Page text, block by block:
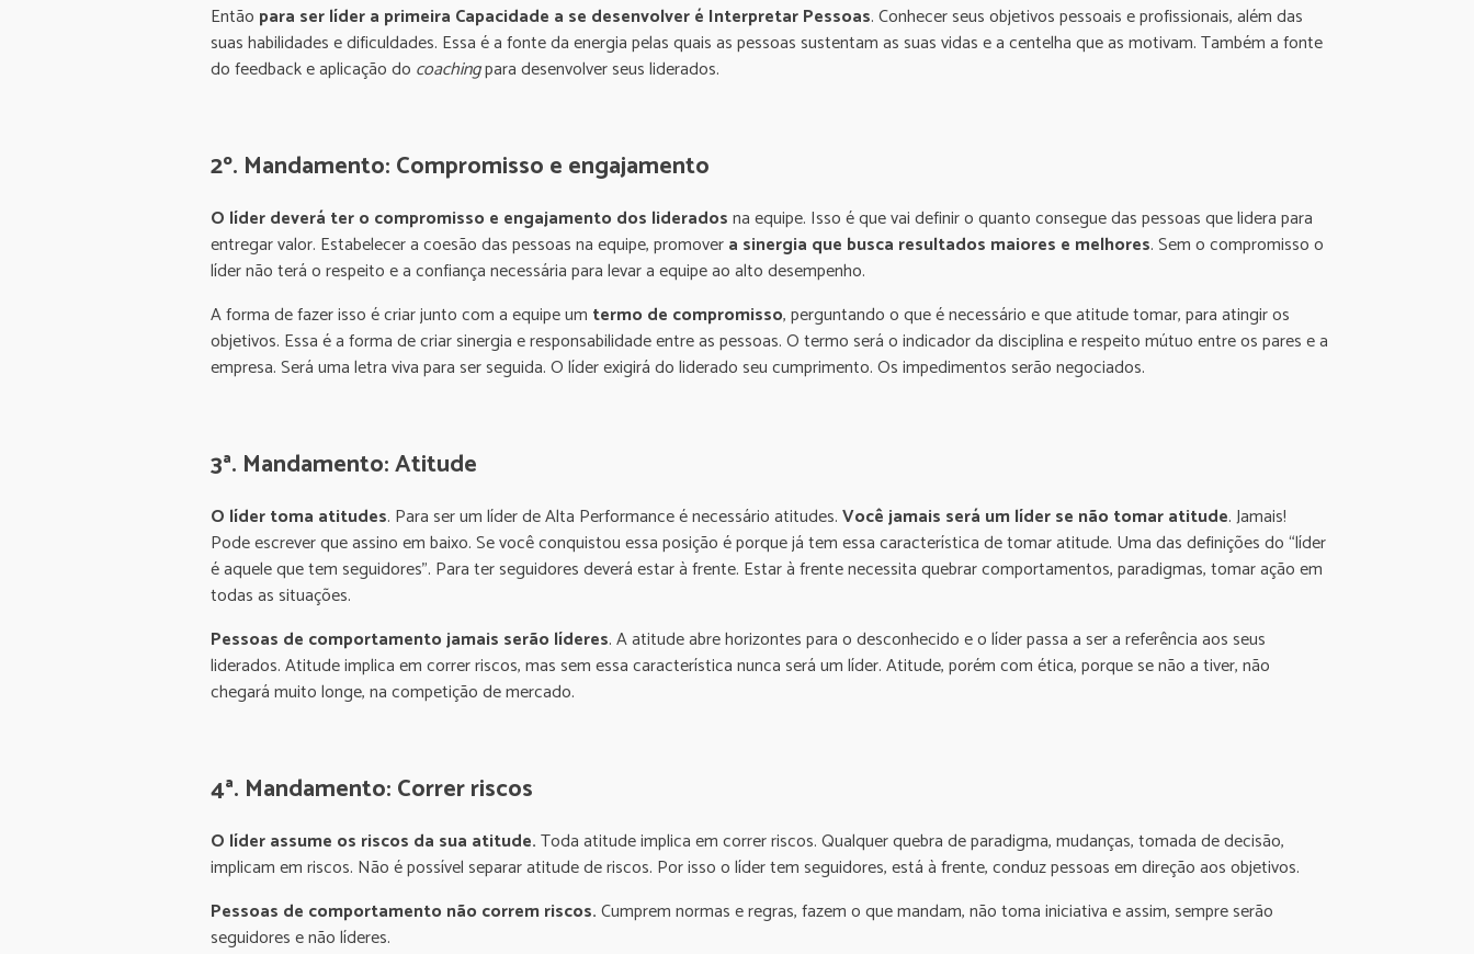
Então para ser líder a primeira Capacidade a se desenvolver é Interpretar Pessoas. Conhecer seus objetivos pessoais e profissionais, além das
suas habilidades e dificuldades. Essa é a fonte da energia pelas quais as pessoas sustentam as suas vidas e a centelha que as motivam. Também a fonte
do feedback e aplicação do coachingpara desenvolver seus liderados.
2º. Mandamento: Compromisso e engajamento
O líder deverá ter o compromisso e engajamento dos lideradosna equipe. Isso é que vai definir o quanto consegue das pessoas que lidera para
entregar valor. Estabelecer a coesão das pessoas na equipe, promovera sinergia que busca resultados maiores e melhores. Sem o compromisso o
líder não terá o respeito e a confiança necessária para levar a equipe ao alto desempenho.
A forma de fazer isso é criar junto com a equipe um termo de compromisso, perguntando o que é necessário e que atitude tomar, para atingir os
objetivos. Essa é a forma de criar sinergia e responsabilidade entre as pessoas. O termo será o indicador da disciplina e respeito mútuo entre os pares e a
empresa. Será uma letra viva para ser seguida. O líder exigirá do liderado seu cumprimento. Os impedimentos serão negociados.
3ª. Mandamento: Atitude
O líder toma atitudes. Para ser um líder de Alta Performance é necessário atitudes.Você jamais será um líder se não tomar atitude. Jamais!
Pode escrever que assino em baixo. Se você conquistou essa posição é porque já tem essa característica de tomar atitude. Uma das definições do “líder
é aquele que tem seguidores”. Para ter seguidores deverá estar à frente. Estar à frente necessita quebrar comportamentos, paradigmas, tomar ação em
todas as situações.
Pessoas de comportamento jamais serão líderes. A atitude abre horizontes para o desconhecido e o líder passa a ser a referência aos seus
liderados. Atitude implica em correr riscos, mas sem essa característica nunca será um líder. Atitude, porém com ética, porque se não a tiver, não
chegará muito longe, na competição de mercado.
4ª. Mandamento: Correr riscos
O líder assume os riscos da sua atitude.Toda atitude implica em correr riscos. Qualquer quebra de paradigma, mudanças, tomada de decisão,
implicam em riscos. Não é possível separar atitude de riscos. Por isso o líder tem seguidores, está à frente, conduz pessoas em direção aos objetivos.
Pessoas de comportamento não correm riscos.Cumprem normas e regras, fazem o que mandam, não toma iniciativa e assim, sempre serão
seguidores e não líderes.